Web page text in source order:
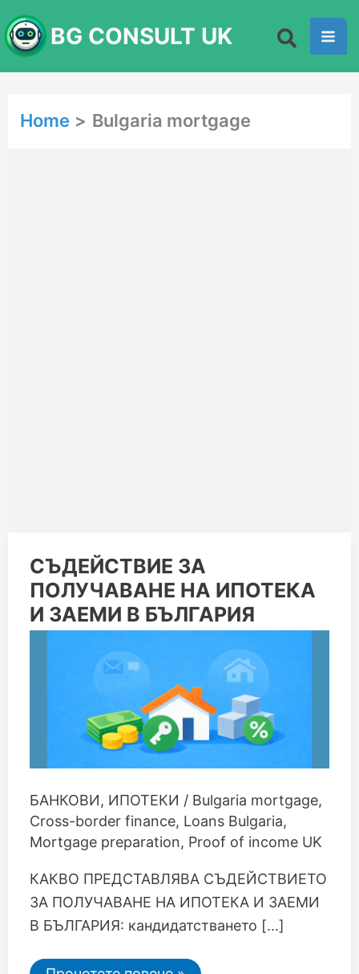
to
content
BG CONSULT UK
Home Bulgaria mortgage
СЪДЕЙСТВИЕ ЗА
ПОЛУЧАВАНЕ НА ИПОТЕКА
И ЗАЕМИ В БЪЛГАРИЯ
БАНКОВИ, ИПОТЕКИ / Bulgaria mortgage,
Cross-border finance, Loans Bulgaria,
Mortgage preparation, Proof of income UK
КАКВО ПРЕДСТАВЛЯВА СЪДЕЙСТВИЕТО
ЗА ПОЛУЧАВАНЕ НА ИПОТЕКА И ЗАЕМИ
В БЪЛГАРИЯ: кандидатстването […]
СЪДЕЙСТВИЕ
ЗА
ПОЛУЧАВАНЕ
НА
ИПОТЕКА
И
БЪЛГАРИЯ